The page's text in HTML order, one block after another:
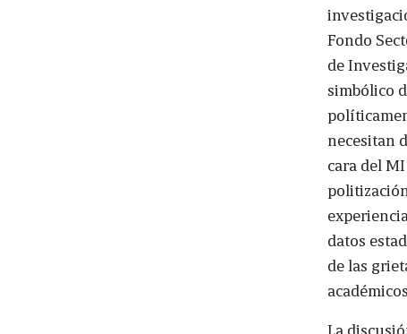
Fondo
de
simbólico
necesitan
cara del
datos
de las
La